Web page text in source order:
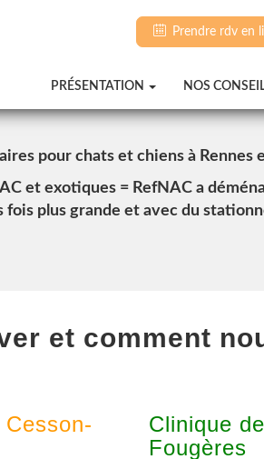
Prendre rdv en
PRÉSENTATION NOS
pour chats et chiens à Rennes
et exotiques = RefNAC a
fois plus grande et avec du
et comment
Clinique
Fougères